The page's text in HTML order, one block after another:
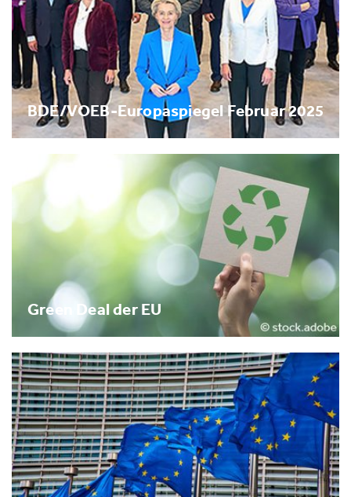
BDE/VOEB-Europaspiegel Februar 2025
Green Deal der EU